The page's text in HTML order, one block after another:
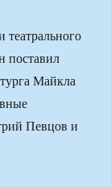
поставил
Майкла
Певцов и